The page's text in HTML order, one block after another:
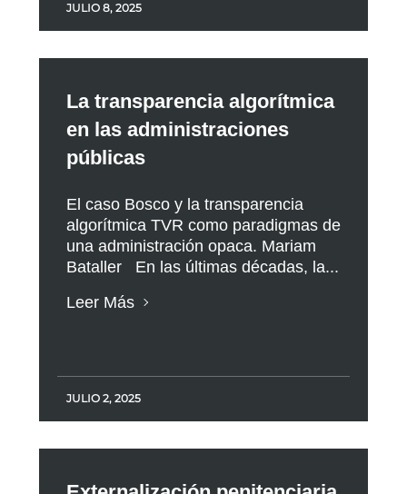
JULIO 8, 2025
La transparencia algorítmica
en las administraciones
públicas
El caso Bosco y la transparencia
algorítmica TVR como paradigmas de
una administración opaca. Mariam
Bataller En las últimas décadas, la...
Leer Más
JULIO 2, 2025